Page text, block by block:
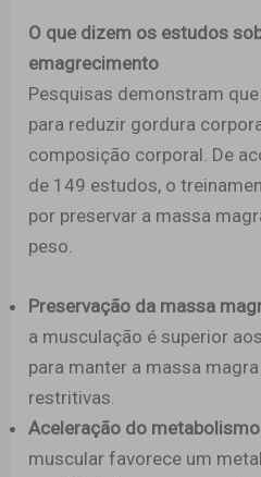
O que dizem os estudos
emagrecimento
Pesquisas demonstram
para reduzir gordura
composição corporal. De
de 149 estudos, o
por preservar a massa
peso.
Preservação da massa
a musculação é superior
para manter a massa
restritivas.
Aceleração do metabolismo
muscular favorece um